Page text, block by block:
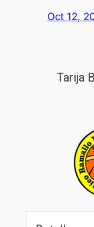
Oct 12,
Tarija